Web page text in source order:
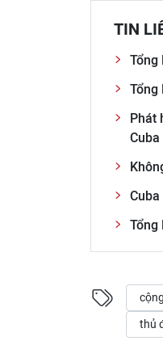
TIN
Tổng
Tổng
Phát
Cuba
Tổng
thủ